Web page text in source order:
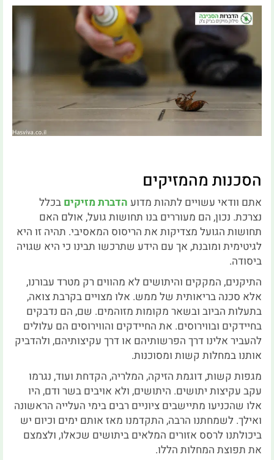
הסכנות מהמזיקים
אתם וודאי עשויים לתהות מדוע הדברת מזיקים בכלל
נצרכת. נכון, הם מעוררים בנו תחושות גועל, אולם האם
תחושות הגועל מצדיקות את הריסוס המאסיבי. תהיה זו היא
לגיטימית ומובנת, אך עם הידע שתרכשו תבינו כי היא שגויה
ביסודה.
התיקנים, המקקים והיתושים לא מהווים רק מטרד עבורנו,
אלא סכנה בריאותית של ממש. אלו מצויים בקרבת צואה,
בתעלות הביוב ובשאר מקומות מזוהמים. שם, הם נדבקים
בחיידקים ובווירוסים. את החיידקים והווירוסים הם עלולים
להעביר אלינו דרך הפרשותיהם או דרך עקיצותיהם, ולהדביק
אותנו במחלות קשות ומסוכנות.
מגפות קשות, דוגמת הזיקה, המלריה, הקדחת ועוד, נגרמו
עקב עקיצות יתושים. היתושים, ולא אויבים בשר ודם, היו
אלו שהכניעו מתיישבים ציוניים רבים בימי העלייה הראשונה
ואילך. לשמחתנו הרבה, התקדמנו מאז אותם ימים וכיום יש
ביכולתנו לרסס אזורים המלאים ביתושים שכאלו, ולצמצם
את תפוצת המחלות הללו.